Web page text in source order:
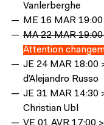
Vanlerberghe
ME 16 MAR 19:00
MA 22 MAR
Attention
JE 24 MAR 18:00
d’Alejandro Russo
JE 31 MAR 14:30
Christian Ubl